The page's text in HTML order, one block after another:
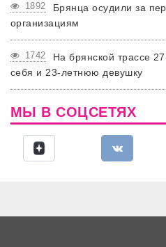
1892
Брянца осудили за
организациям
1742
На брянской трассе
себя и 23-летнюю девушку
МЫ В СОЦСЕТЯХ